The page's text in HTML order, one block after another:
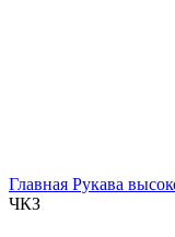
Главная Рукава
ЧКЗ